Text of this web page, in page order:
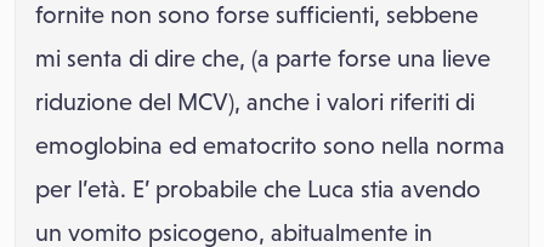
fornite non sono forse sufficienti, sebbene
mi senta di dire che, (a parte forse una lieve
riduzione del MCV), anche i valori riferiti di
emoglobina ed ematocrito sono nella norma
per l’età. E’ probabile che Luca stia avendo
un vomito psicogeno, abitualmente in